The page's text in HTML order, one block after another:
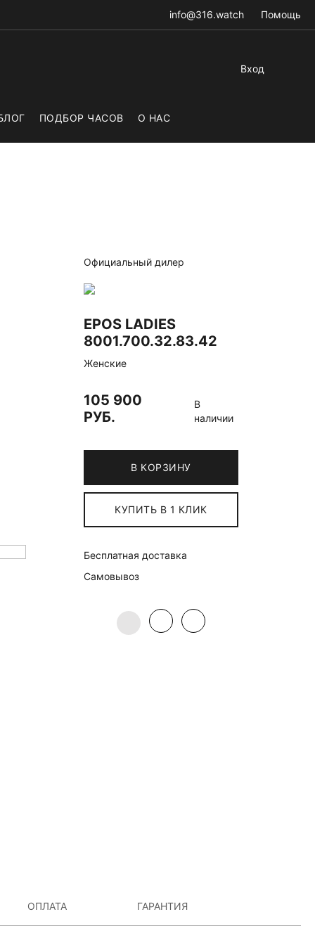
info@316.watch Помощь
Вход
ПОДБОР ЧАСОВ О НАС
Официальный дилер
EPOS LADIES
8001.700.32.83.42
Женские
105 900
РУБ.
В
наличии
В КОРЗИНУ
КУПИТЬ В 1 КЛИК
Бесплатная доставка
Самовывоз
ОПЛАТА ГАРАНТИЯ